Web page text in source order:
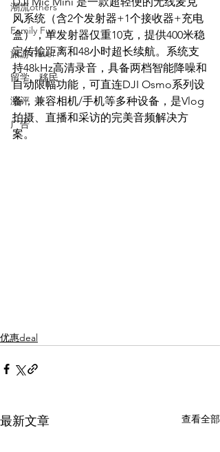
潮流others
Family Fun
旅游Travel
留学、移民
测评
广告
风系统（含2个发射器+1个接收器+充电
盒），单发射器仅重10克，提供400米稳
定传输距离和48小时超长续航。系统支
持48kHz高清录音，具备两档智能降噪和
自动限幅功能，可直连DJI Osmo系列设
备，兼容相机/手机等多种设备，是Vlog
拍摄、直播和采访的完美音频解决方
案。
优惠deal
最新文章 查看全部